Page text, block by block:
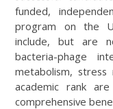
funded,
program on the
include, but are
bacteria-phage
metabolism, stress
academic rank
comprehensive